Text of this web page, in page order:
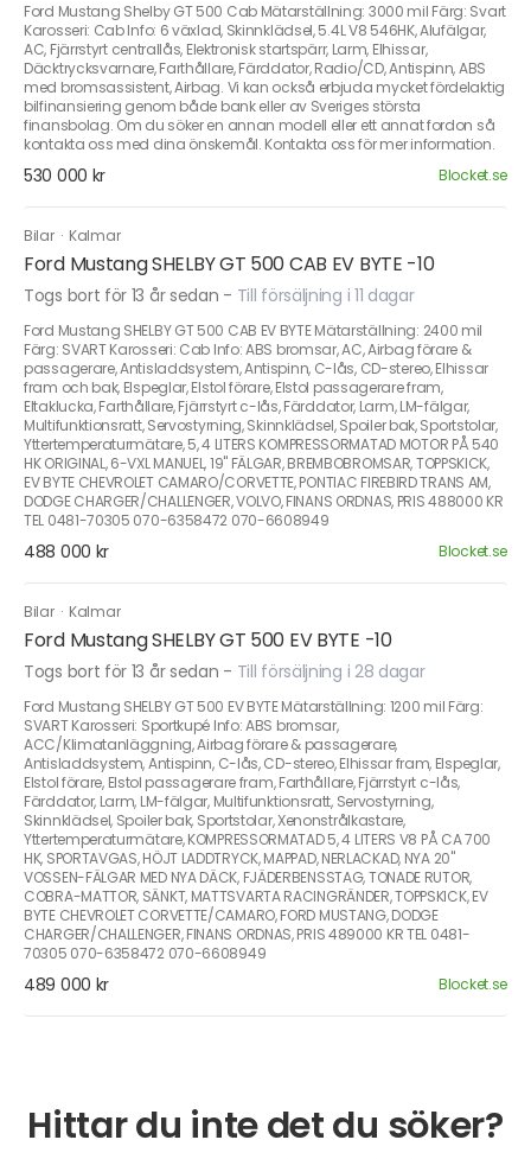
Ford Mustang Shelby GT 500 Cab Mätarställning: 3000 mil Färg: Svart
Karosseri: Cab Info: 6 växlad, Skinnklädsel, 5.4L V8 546HK, Alufälgar,
AC, Fjärrstyrt centrallås, Elektronisk startspärr, Larm, Elhissar,
Däcktrycksvarnare, Farthållare, Färddator, Radio/CD, Antispinn, ABS
med bromsassistent, Airbag. Vi kan också erbjuda mycket fördelaktig
bilfinansiering genom både bank eller av Sveriges största
finansbolag. Om du söker en annan modell eller ett annat fordon så
kontakta oss med dina önskemål. Kontakta oss för mer information.
530 000 kr Blocket.se
Bilar · Kalmar
Ford Mustang SHELBY GT 500 CAB EV BYTE -10
Togs bort för 13 år sedan - Till försäljning i 11 dagar
Ford Mustang SHELBY GT 500 CAB EV BYTE Mätarställning: 2400 mil
Färg: SVART Karosseri: Cab Info: ABS bromsar, AC, Airbag förare &
passagerare, Antisladdsystem, Antispinn, C-lås, CD-stereo, Elhissar
fram och bak, Elspeglar, Elstol förare, Elstol passagerare fram,
Eltaklucka, Farthållare, Fjärrstyrt c-lås, Färddator, Larm, LM-fälgar,
Multifunktionsratt, Servostyrning, Skinnklädsel, Spoiler bak, Sportstolar,
Yttertemperaturmätare, 5, 4 LITERS KOMPRESSORMATAD MOTOR PÅ 540
HK ORIGINAL, 6-VXL MANUEL, 19" FÄLGAR, BREMBOBROMSAR, TOPPSKICK,
EV BYTE CHEVROLET CAMARO/CORVETTE, PONTIAC FIREBIRD TRANS AM,
DODGE CHARGER/CHALLENGER, VOLVO, FINANS ORDNAS, PRIS 488000 KR
TEL 0481-70305 070-6358472 070-6608949
488 000 kr Blocket.se
Bilar · Kalmar
Ford Mustang SHELBY GT 500 EV BYTE -10
Togs bort för 13 år sedan - Till försäljning i 28 dagar
Ford Mustang SHELBY GT 500 EV BYTE Mätarställning: 1200 mil Färg:
SVART Karosseri: Sportkupé Info: ABS bromsar,
ACC/Klimatanläggning, Airbag förare & passagerare,
Antisladdsystem, Antispinn, C-lås, CD-stereo, Elhissar fram, Elspeglar,
Elstol förare, Elstol passagerare fram, Farthållare, Fjärrstyrt c-lås,
Färddator, Larm, LM-fälgar, Multifunktionsratt, Servostyrning,
Skinnklädsel, Spoiler bak, Sportstolar, Xenonstrålkastare,
Yttertemperaturmätare, KOMPRESSORMATAD 5, 4 LITERS V8 PÅ CA 700
HK, SPORTAVGAS, HÖJT LADDTRYCK, MAPPAD, NERLACKAD, NYA 20"
VOSSEN-FÄLGAR MED NYA DÄCK, FJÄDERBENSSTAG, TONADE RUTOR,
COBRA-MATTOR, SÄNKT, MATTSVARTA RACINGRÄNDER, TOPPSKICK, EV
BYTE CHEVROLET CORVETTE/CAMARO, FORD MUSTANG, DODGE
CHARGER/CHALLENGER, FINANS ORDNAS, PRIS 489000 KR TEL 0481-
70305 070-6358472 070-6608949
489 000 kr Blocket.se
Hittar du inte det du söker?